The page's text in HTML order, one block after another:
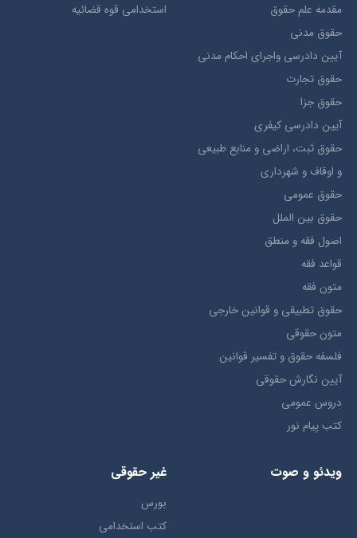
مقدمه علم حقوق
حقوق مدني
آيين دادرسي ​واجراي ​احکام ​مدني
حقوق تجارت
حقوق جزا
آيین دادرسی کیفری
حقوق ثبت، اراضي و منابع طبيعي
و اوقاف و شهرداری
حقوق عمومی
حقوق بين الملل
اصول فقه و منطق
قواعد فقه
متون فقه
حقوق تطبيقي و قوانین خارجی
متون حقوقي
فلسفه حقوق و تفسیر قوانین
آیین نگارش حقوقی
دروس عمومی
کتب پیام نور
استخدامی قوه قضائیه
ویدئو و صوت غیر حقوقی
بورس
کتب استخدامی